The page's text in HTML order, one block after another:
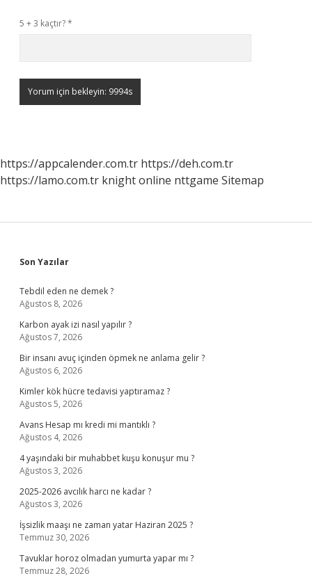
5 + 3 kaçtır?*
https://appcalender.com.tr https://deh.com.tr
https://lamo.com.tr knight online nttgame Sitemap
Sidebar
Son Yazılar
Tebdil eden ne demek ?
Ağustos 8, 2026
Karbon ayak izi nasıl yapılır ?
Ağustos 7, 2026
Bir insanı avuç içinden öpmek ne anlama gelir ?
Ağustos 6, 2026
Kimler kök hücre tedavisi yaptıramaz ?
Ağustos 5, 2026
Avans Hesap mı kredi mi mantıklı ?
Ağustos 4, 2026
4 yaşındaki bir muhabbet kuşu konuşur mu ?
Ağustos 3, 2026
2025-2026 avcılık harcı ne kadar ?
Ağustos 3, 2026
İşsizlik maaşı ne zaman yatar Haziran 2025 ?
Temmuz 30, 2026
Tavuklar horoz olmadan yumurta yapar mı ?
Temmuz 28, 2026